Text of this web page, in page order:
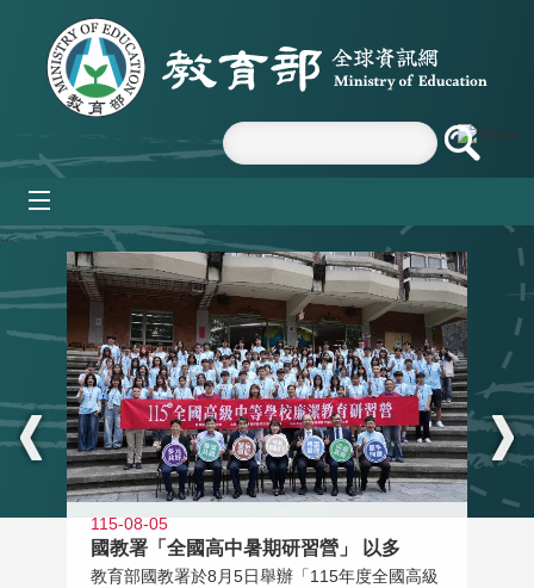
跳到主要內容區塊
:::
115-08-05
國教署「全國高中暑期研習營」 以多
教育部國教署於8月5日舉辦「115年度全國高級